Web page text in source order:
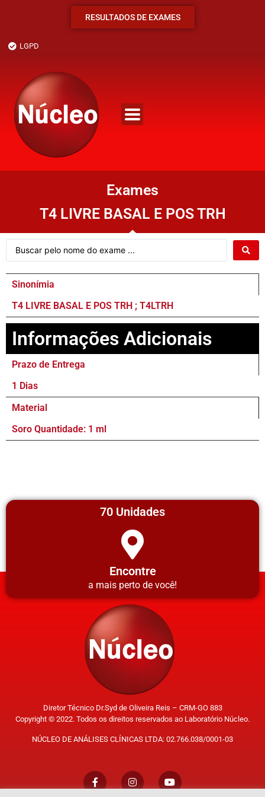
RESULTADOS DE EXAMES
LGPD
Exames
T4 LIVRE BASAL E POS TRH
Sinonímia
T4 LIVRE BASAL E POS TRH ; T4LTRH
Informações Adicionais
Prazo de Entrega
1 Dias
Material
Soro Quantidade: 1 ml
70 Unidades
Encontre
a mais perto de você!
Diretor Técnico Dr.Syd de Oliveira Reis – CRM-GO 883
Copyright © 2022. Todos os direitos reservados ao Laboratório Núcleo.
NÚCLEO DE ANÁLISES CLÍNICAS LTDA: 02.766.038/0001-03